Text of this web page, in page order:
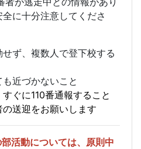
に十分注意してくださ
せず、複数人で登下校する
も近づかないこと
ぐに110番通報すること
の送迎をお願いします
活動については、 原則中